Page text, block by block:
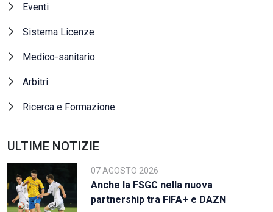
Eventi
Sistema Licenze
Medico-sanitario
Arbitri
Ricerca e Formazione
ULTIME NOTIZIE
07 AGOSTO 2026
Anche la FSGC nella nuova
partnership tra FIFA+ e DAZN